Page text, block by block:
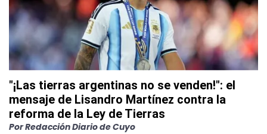
"¡Las tierras argentinas no se venden!": el
mensaje de Lisandro Martínez contra la
reforma de la Ley de Tierras
PorRedacción Diario de Cuyo